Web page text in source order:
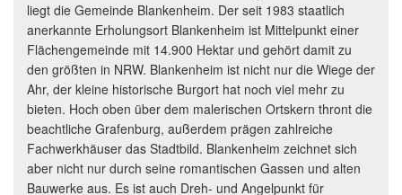
liegt die Gemeinde Blankenheim. Der seit 1983 staatlich
anerkannte Erholungsort Blankenheim ist Mittelpunkt einer
Flächengemeinde mit 14.900 Hektar und gehört damit zu
den größten in NRW. Blankenheim ist nicht nur die Wiege der
Ahr, der kleine historische Burgort hat noch viel mehr zu
bieten. Hoch oben über dem malerischen Ortskern thront die
beachtliche Grafenburg, außerdem prägen zahlreiche
Fachwerkhäuser das Stadtbild. Blankenheim zeichnet sich
aber nicht nur durch seine romantischen Gassen und alten
Bauwerke aus. Es ist auch Dreh- und Angelpunkt für